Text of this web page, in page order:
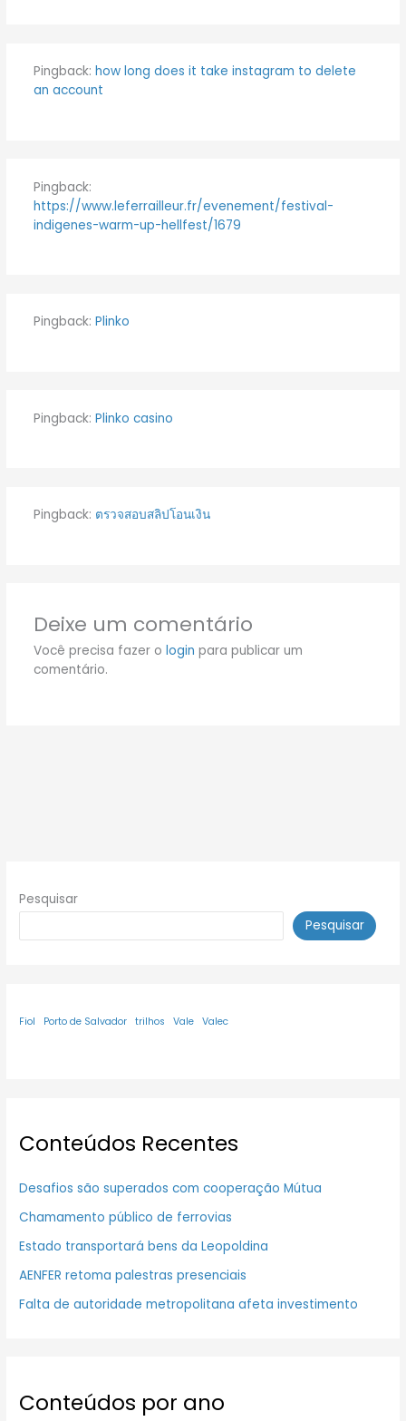
Pingback: how long does it take instagram to delete
an account
Pingback:
https://www.leferrailleur.fr/evenement/festival-
indigenes-warm-up-hellfest/1679
Pingback: Plinko
Pingback: Plinko casino
Pingback: ตรวจสอบสลิปโอนเงิน
Deixe um comentário
Você precisa fazer o login para publicar um
comentário.
Pesquisar
Pesquisar
Fiol Porto de Salvador trilhos Vale Valec
Conteúdos Recentes
Desafios são superados com cooperação Mútua
Chamamento público de ferrovias
Estado transportará bens da Leopoldina
AENFER retoma palestras presenciais
Falta de autoridade metropolitana afeta investimento
Conteúdos por ano